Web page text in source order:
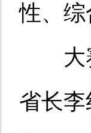
性、
大
省长